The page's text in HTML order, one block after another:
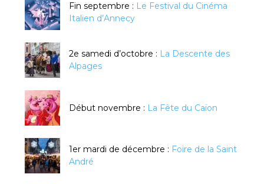
Fin septembre : Le Festival du Cinéma
Italien d’Annecy
2e samedi d’octobre : La Descente des
Alpages
Début novembre : La Fête du Caïon
1er mardi de décembre : Foire de la Saint
André